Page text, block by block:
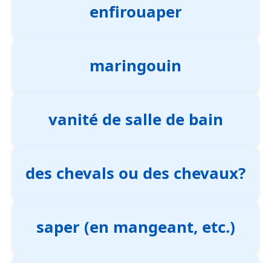
enfirouaper
maringouin
vanité de salle de bain
des chevals ou des chevaux?
saper (en mangeant, etc.)